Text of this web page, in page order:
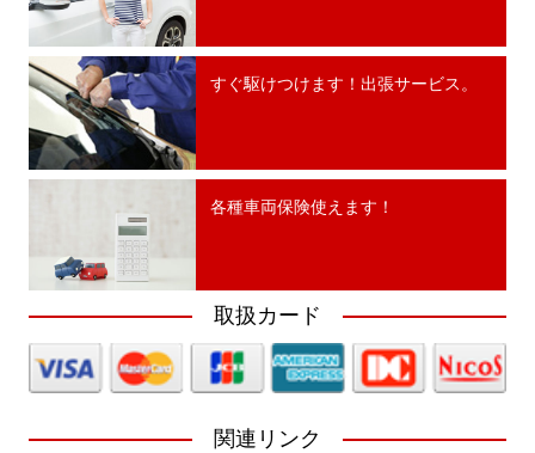
すぐ駆けつけます！出張サービス。
各種車両保険使えます！
取扱カード
関連リンク